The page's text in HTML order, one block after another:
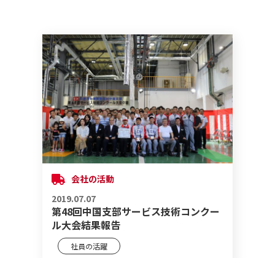
会社の活動
2019.07.07
第48回中国支部サービス技術コンクー
ル大会結果報告
社員の活躍